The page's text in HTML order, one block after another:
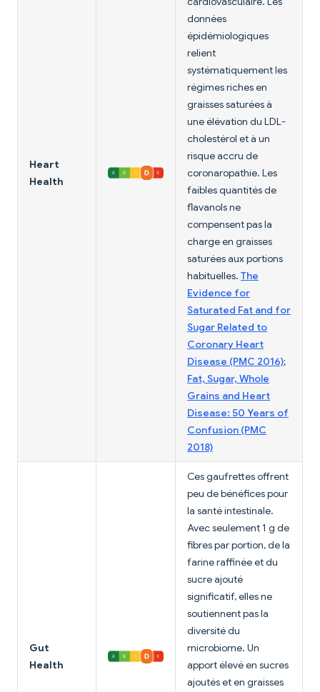
Heart
Health
données
épidémiologiques
relient
systématiquement les
régimes riches en
graisses saturées à
une élévation du LDL-
cholestérol et à un
risque accru de
coronaropathie. Les
faibles quantités de
flavanols ne
compensent pas la
charge en graisses
saturées aux portions
habituelles. The
Evidence for
Saturated Fat and for
Sugar Related to
Coronary Heart
Disease (PMC 2016);
Fat, Sugar, Whole
Grains and Heart
Disease: 50 Years of
Confusion (PMC
2018)
Gut
Health
Ces gaufrettes offrent
peu de bénéfices pour
la santé intestinale.
Avec seulement 1 g de
fibres par portion, de la
farine raffinée et du
sucre ajouté
significatif, elles ne
soutiennent pas la
diversité du
microbiome. Un
apport élevé en sucres
ajoutés et en graisses